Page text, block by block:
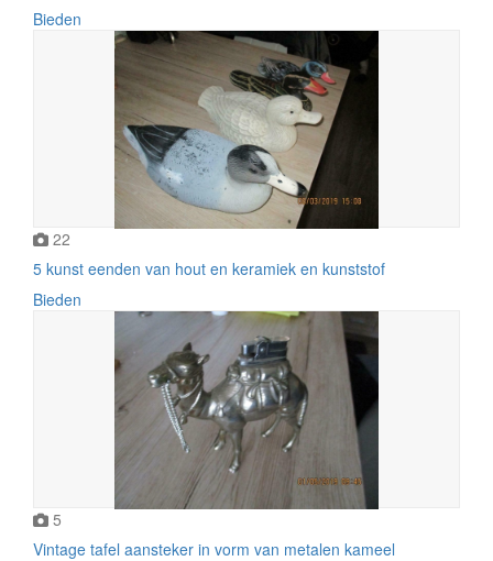
Bieden
22
5 kunst eenden van hout en keramiek en kunststof
Bieden
5
Vintage tafel aansteker in vorm van metalen kameel